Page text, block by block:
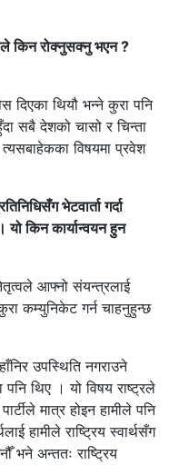
किन रोक्नुसक्नु भएन ?
दिएका थियौ भन्ने कुरा पनि
सबै देशको चासो र चिन्ता
त्यसबाहेकका विषयमा प्रवेश
भेटवार्ता गर्दा
। यो किन कार्यान्वयन हुन
आफ्नो संयन्त्रलाई
कम्युनिकेट गर्न चाहनुहुन्छ
उपस्थिति नगराउने
पनि थिए । यो विषय राष्ट्रले
मात्र होइन हामीले पनि
हामीले राष्ट्रिय स्वार्थसँग
भने अन्ततः राष्ट्रिय